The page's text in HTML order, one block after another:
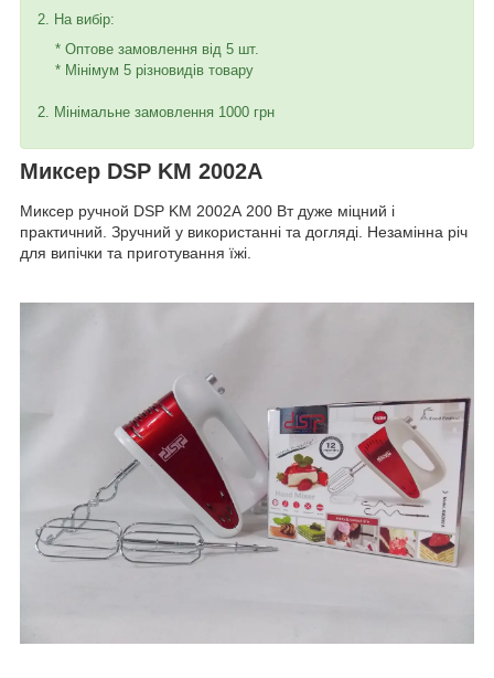
2. На вибір:
* Оптове замовлення від 5 шт.
* Мінімум 5 різновидів товару
2. Мінімальне замовлення 1000 грн
Миксер DSP KM 2002А
Миксер ручной DSP KM 2002А 200 Вт дуже міцний і
практичний. Зручний у використанні та догляді. Незамінна річ
для випічки та приготування їжі.